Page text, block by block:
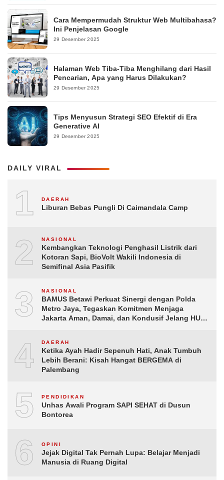
Cara Mempermudah Struktur Web Multibahasa?
Ini Penjelasan Google
29 Desember 2025
Halaman Web Tiba-Tiba Menghilang dari Hasil
Pencarian, Apa yang Harus Dilakukan?
29 Desember 2025
Tips Menyusun Strategi SEO Efektif di Era
Generative AI
29 Desember 2025
DAILY VIRAL
1 DAERAH
Liburan Bebas Pungli Di Caimandala Camp
2 NASIONAL
Kembangkan Teknologi Penghasil Listrik dari
Kotoran Sapi, BioVolt Wakili Indonesia di
Semifinal Asia Pasifik
3 NASIONAL
BAMUS Betawi Perkuat Sinergi dengan Polda
Metro Jaya, Tegaskan Komitmen Menjaga
Jakarta Aman, Damai, dan Kondusif Jelang HUT
4 DAERAH
Ketika Ayah Hadir Sepenuh Hati, Anak Tumbuh
Lebih Berani: Kisah Hangat BERGEMA di
Palembang
5 PENDIDIKAN
Unhas Awali Program SAPI SEHAT di Dusun
Bontorea
6 OPINI
Jejak Digital Tak Pernah Lupa: Belajar Menjadi
Manusia di Ruang Digital